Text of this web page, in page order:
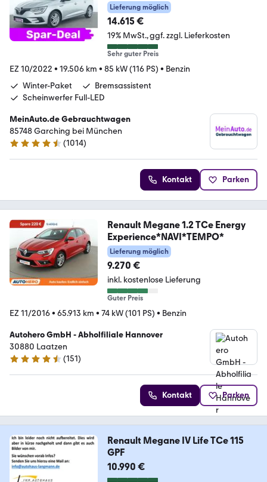
Paket|Lenkradheizung|Navi|LED
Lieferung möglich
14.615 €
19% MwSt. ggf. zzgl. Lieferkosten
Sehr guter Preis
EZ 10/2022 • 19.506 km • 85 kW (116 PS) • Benzin
Winter-Paket
Bremsassistent
Scheinwerfer Full-LED
MeinAuto.de Gebrauchtwagen
85748 Garching bei München
4.6 Sterne
(1014)
Kontakt Parken
Renault Megane 1.2 TCe Energy
Experience*NAVI*TEMPO*
Lieferung möglich
9.270 €
inkl. kostenlose Lieferung
Guter Preis
EZ 11/2016• 65.913 km • 74 kW (101 PS) • Benzin
Autohero GmbH - Abholfiliale Hannover
30880 Laatzen
4.7 Sterne
(151)
Kontakt Parken
Renault Megane IV Life TCe 115
GPF
10.990 €